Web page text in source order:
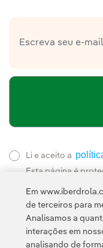
Li e aceito a
Esta página é
Em
de terceiros para
Analisamos a
interações em
analisando de